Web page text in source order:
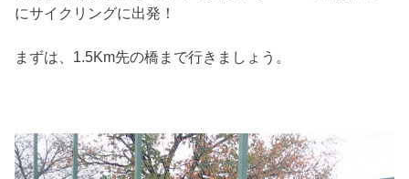
にサイクリングに出発！
まずは、1.5Km先の橋まで行きましょう。